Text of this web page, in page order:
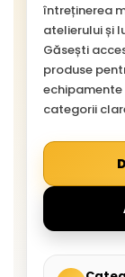
întreținerea
atelierului și
Găsești
produse
categorii